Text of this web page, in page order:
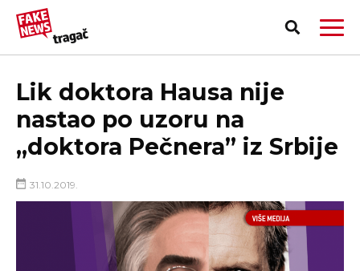
Lik doktora Hausa nije
nastao po uzoru na
„doktora Pečnera” iz Srbije
31.10.2019.